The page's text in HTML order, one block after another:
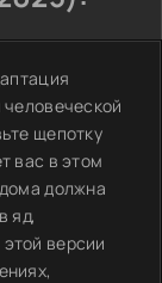
щепотку
вас в этом
должна
яд,
версии